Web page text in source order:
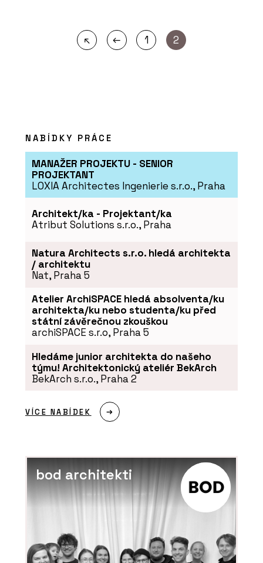
↖ ← 1 2
NABÍDKY PRÁCE
MANAŽER PROJEKTU - SENIOR
PROJEKTANT
LOXIA Architectes Ingenierie s.r.o., Praha
Architekt/ka - Projektant/ka
Atribut Solutions s.r.o., Praha
Natura Architects s.r.o. hledá architekta
/ architektu
Nat, Praha 5
Atelier ArchiSPACE hledá absolventa/ku
architekta/ku nebo studenta/ku před
státní závěrečnou zkouškou
archiSPACE s.r.o, Praha 5
Hledáme junior architekta do našeho
týmu! Architektonický ateliér BekArch
BekArch s.r.o., Praha 2
VÍCE NABÍDEK
bod architekti